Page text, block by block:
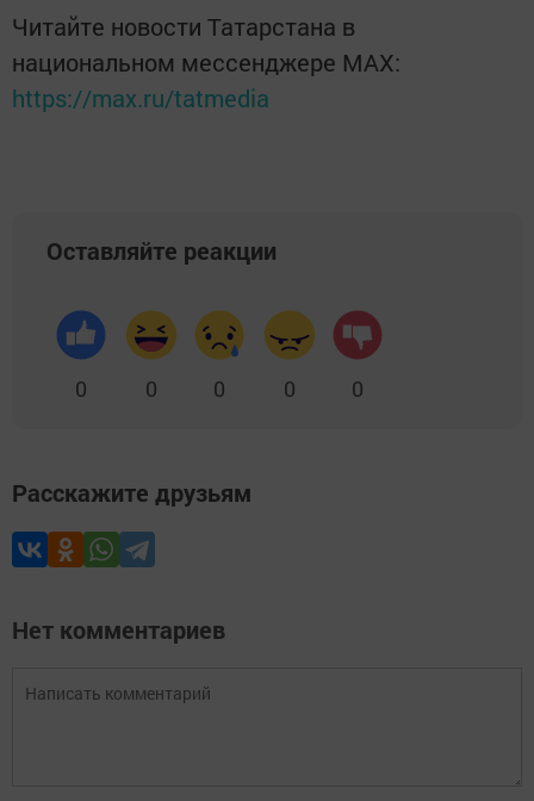
Читайте новости Татарстана в
национальном мессенджере MАХ:
https://max.ru/tatmedia
Оставляйте реакции
0 0 0 0 0
Расскажите друзьям
Нет комментариев